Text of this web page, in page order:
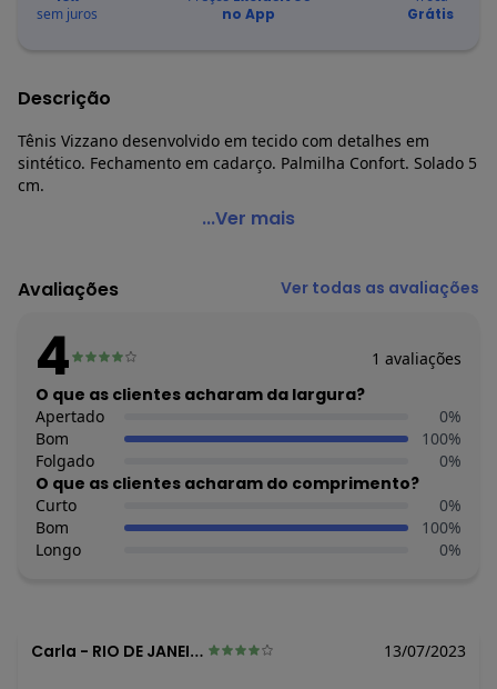
sem juros
no App
Grátis
Descrição
Tênis Vizzano desenvolvido em tecido com detalhes em
sintético. Fechamento em cadarço. Palmilha Confort. Solado 5
cm.
Vizzano - Tênis Vizzano Branco em Tecido
Observação: Palmilha confort
Tecido: Tecido
Histórico de preços
O preço apresentado abaixo é o menor oferecido em algum
dia do mês, para o menor tamanho disponível.
agosto/2026
N/D*
julho/2026 R$ 139,99
junho/2026
maio/2026 N/D*
abril/2026 N/D*
março/2026 N/D*
...Ver mais
Avaliações Ver todas as avaliações
4 1 avaliações
O que as clientes acharam da largura?
Apertado 0%
Bom
100%
Folgado
0%
O que as clientes acharam do comprimento?
Curto 0%
Bom
100%
Longo
0%
Carla - RIO DE JANEIRO - RJ 13/07/2023